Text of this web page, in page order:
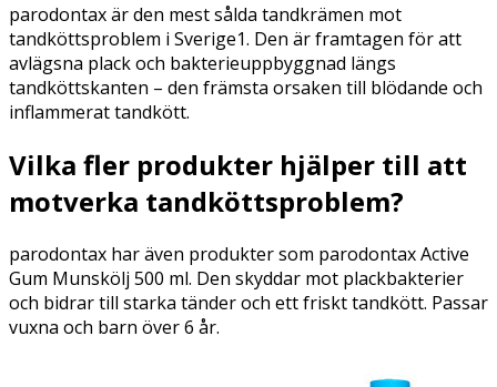
parodontax är den mest sålda tandkrämen mot
tandköttsproblem i Sverige1. Den är framtagen för att
avlägsna plack och bakterieuppbyggnad längs
tandköttskanten – den främsta orsaken till blödande och
inflammerat tandkött.
Vilka fler produkter hjälper till att
motverka tandköttsproblem?
parodontax har även produkter som parodontax Active
Gum Munskölj 500 ml. Den skyddar mot plackbakterier
och bidrar till starka tänder och ett friskt tandkött. Passar
vuxna och barn över 6 år.​